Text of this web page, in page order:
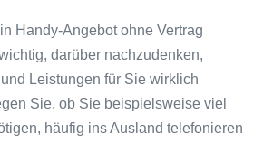
Handy-Angebot ohne Vertrag
darüber nachzudenken,
Leistungen für Sie wirklich
Sie, ob Sie beispielsweise viel
häufig ins Ausland telefonieren